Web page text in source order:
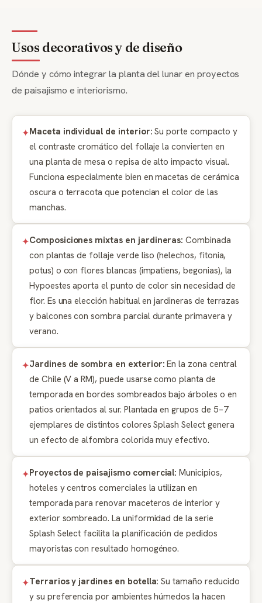
Usos decorativos y de diseño
Dónde y cómo integrar la planta del lunar en proyectos
de paisajismo e interiorismo.
Maceta individual de interior: Su porte compacto y
el contraste cromático del follaje la convierten en
una planta de mesa o repisa de alto impacto visual.
Funciona especialmente bien en macetas de cerámica
oscura o terracota que potencian el color de las
manchas.
Composiciones mixtas en jardineras: Combinada
con plantas de follaje verde liso (helechos, fitonia,
potus) o con flores blancas (impatiens, begonias), la
Hypoestes aporta el punto de color sin necesidad de
flor. Es una elección habitual en jardineras de terrazas
y balcones con sombra parcial durante primavera y
verano.
Jardines de sombra en exterior: En la zona central
de Chile (V a RM), puede usarse como planta de
temporada en bordes sombreados bajo árboles o en
patios orientados al sur. Plantada en grupos de 5–7
ejemplares de distintos colores Splash Select genera
un efecto de alfombra colorida muy efectivo.
Proyectos de paisajismo comercial: Municipios,
hoteles y centros comerciales la utilizan en
temporada para renovar maceteros de interior y
exterior sombreado. La uniformidad de la serie
Splash Select facilita la planificación de pedidos
mayoristas con resultado homogéneo.
Terrarios y jardines en botella: Su tamaño reducido
y su preferencia por ambientes húmedos la hacen